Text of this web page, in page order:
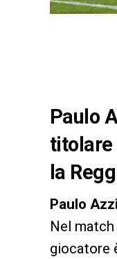
Paulo
titolare
la
Paulo Azzi
Nel
giocatore